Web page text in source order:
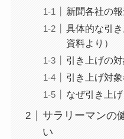
新聞各社の
具体的な引
資料より）
引き上げの
引き上げ対
なぜ引き上
サラリーマンの
い